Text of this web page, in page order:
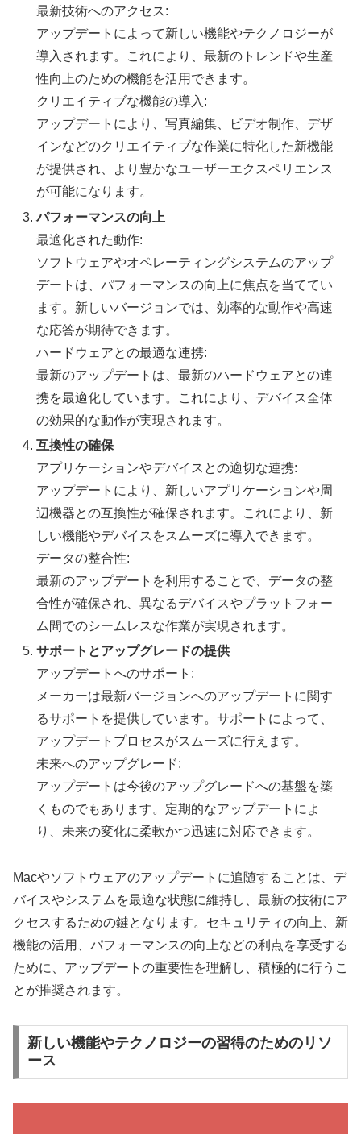
最新技術へのアクセス:
アップデートによって新しい機能やテクノロジーが
導入されます。これにより、最新のトレンドや生産
性向上のための機能を活用できます。
クリエイティブな機能の導入:
アップデートにより、写真編集、ビデオ制作、デザ
インなどのクリエイティブな作業に特化した新機能
が提供され、より豊かなユーザーエクスペリエンス
が可能になります。
パフォーマンスの向上
最適化された動作:
ソフトウェアやオペレーティングシステムのアップ
デートは、パフォーマンスの向上に焦点を当ててい
ます。新しいバージョンでは、効率的な動作や高速
な応答が期待できます。
ハードウェアとの最適な連携:
最新のアップデートは、最新のハードウェアとの連
携を最適化しています。これにより、デバイス全体
の効果的な動作が実現されます。
互換性の確保
アプリケーションやデバイスとの適切な連携:
アップデートにより、新しいアプリケーションや周
辺機器との互換性が確保されます。これにより、新
しい機能やデバイスをスムーズに導入できます。
データの整合性:
最新のアップデートを利用することで、データの整
合性が確保され、異なるデバイスやプラットフォー
ム間でのシームレスな作業が実現されます。
サポートとアップグレードの提供
アップデートへのサポート:
メーカーは最新バージョンへのアップデートに関す
るサポートを提供しています。サポートによって、
アップデートプロセスがスムーズに行えます。
未来へのアップグレード:
アップデートは今後のアップグレードへの基盤を築
くものでもあります。定期的なアップデートによ
り、未来の変化に柔軟かつ迅速に対応できます。
Macやソフトウェアのアップデートに追随することは、デ
バイスやシステムを最適な状態に維持し、最新の技術にア
クセスするための鍵となります。セキュリティの向上、新
機能の活用、パフォーマンスの向上などの利点を享受する
ために、アップデートの重要性を理解し、積極的に行うこ
とが推奨されます。
新しい機能やテクノロジーの習得のためのリソ
ース